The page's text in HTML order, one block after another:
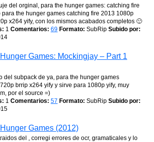
del orginal, para the hunger games: catching fire
the hunger games catching fire 2013 1080p
x264 yify, con los mismos acabados completos 🙂
1 Comentarios: 69 Formato: SubRip Subido por:
Games: Mockingjay – Part 1
del subpack de ya, para the hunger games
brrip x264 yify y sirve para 1080p yify, muy
por el source =)
1 Comentarios: 57 Formato: SubRip Subido por:
Games (2012)
del , corregi errores de ocr, gramaticales y lo